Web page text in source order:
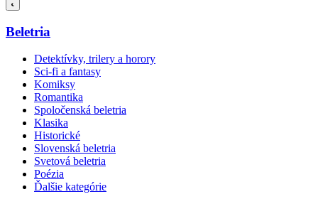
Beletria
Detektívky, trilery a horory
Sci-fi a fantasy
Komiksy
Romantika
Spoločenská beletria
Klasika
Historické
Slovenská beletria
Svetová beletria
Poézia
Ďalšie kategórie